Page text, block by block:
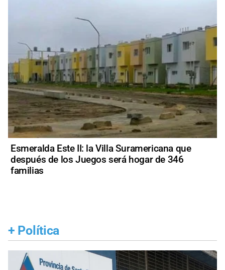
Esmeralda Este II: la Villa Suramericana que
después de los Juegos será hogar de 346
familias
+ Política